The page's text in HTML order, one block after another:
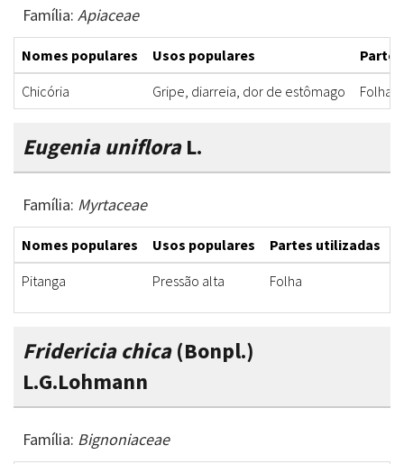
Família: Apiaceae
Nomes populares Usos populares
Chicória
Gripe, diarreia, dor de estômago Folha,
Eugenia unifloraL.
Família: Myrtaceae
Nomes populares Usos populares Partes utilizadas
Pitanga
Pressão alta Folha
Fridericia chica(Bonpl.)
L.G.Lohmann
Família: Bignoniaceae